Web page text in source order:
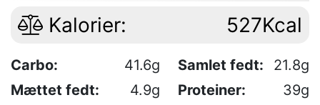
Kalorier: 527Kcal
Carbo: 41.6g Samlet fedt:
21.8g
Mættet fedt:
4.9g Proteiner:
39g